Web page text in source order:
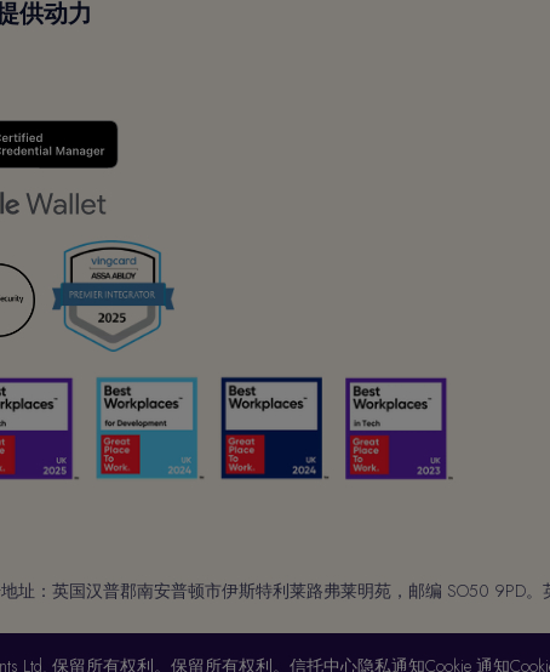
供动力
址：英国汉普郡南安普顿市伊斯特利莱路弗莱明苑，邮编 SO50 9PD
Ltd. 保留所有权利。保留所有权利。 信托中心隐私通知Cookie 通知